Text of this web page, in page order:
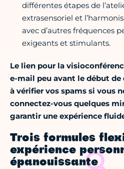
différentes étapes de
extrasensoriel et
avec d’autres fréquences
exigeants et stimulants.
Le lien pour la
e-mail peu avant le début de
à vérifier vos spams si vous
connectez-vous quelques
garantir une expérience
Trois formules
expérience
épanouissante